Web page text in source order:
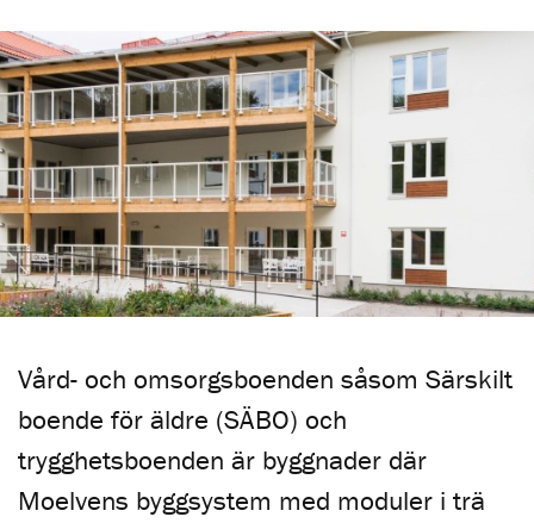
Vård- och omsorgsboenden såsom Särskilt
boende för äldre (SÄBO) och
trygghetsboenden är byggnader där
Moelvens byggsystem med moduler i trä